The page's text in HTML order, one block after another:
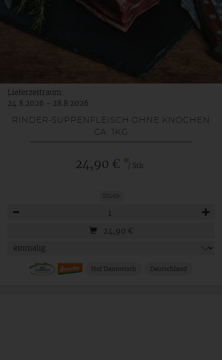
Lieferzeitraum:
24.8.2026 - 28.8.2026
RINDER-SUPPENFLEISCH OHNE KNOCHEN
CA. 1KG
24,90 € */ Stk
Stück
24,90 €
Hof Dannwisch Deutschland